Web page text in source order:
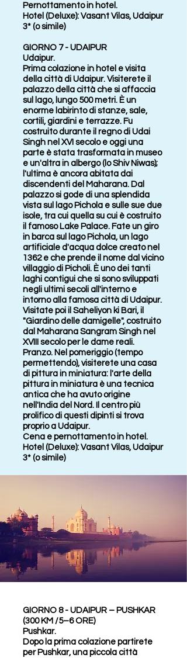
Pernottamento in hotel.
Hotel (Deluxe): Vasant Vilas, Udaipur
3* (o simile)
GIORNO 7 - UDAIPUR
Udaipur.
Prima colazione in hotel e visita
della città di Udaipur. Visiterete il
palazzo della città che si affaccia
sul lago, lungo 500 metri. È un
enorme labirinto di stanze, sale,
cortili, giardini e terrazze. Fu
costruito durante il regno di Udai
Singh nel XVI secolo e oggi una
parte è stata trasformata in museo
e un'altra in albergo (lo Shiv Niwas);
l'ultima è ancora abitata dai
discendenti del Maharana. Dal
palazzo si gode di una splendida
vista sul lago Pichola e sulle sue due
isole, tra cui quella su cui è costruito
il famoso Lake Palace. Fate un giro
in barca sul lago Pichola, un lago
artificiale d'acqua dolce creato nel
1362 e che prende il nome dal vicino
villaggio di Picholi. È uno dei tanti
laghi contigui che si sono sviluppati
negli ultimi secoli all'interno e
intorno alla famosa città di Udaipur.
Visitate poi il Saheliyon ki Bari, il
"Giardino delle damigelle", costruito
dal Maharana Sangram Singh nel
XVIII secolo per le dame reali.
Pranzo. Nel pomeriggio (tempo
permettendo), visiterete una casa
di pittura in miniatura: l'arte della
pittura in miniatura è una tecnica
antica che ha avuto origine
nell'India del Nord. Il centro più
prolifico di questi dipinti si trova
proprio a Udaipur.
Cena e pernottamento in hotel.
Hotel (Deluxe): Vasant Vilas, Udaipur
3* (o simile)
GIORNO 8 - UDAIPUR – PUSHKAR
(300 KM /5–6 ORE)
Pushkar.
Dopo la prima colazione partirete
per Pushkar, una piccola città